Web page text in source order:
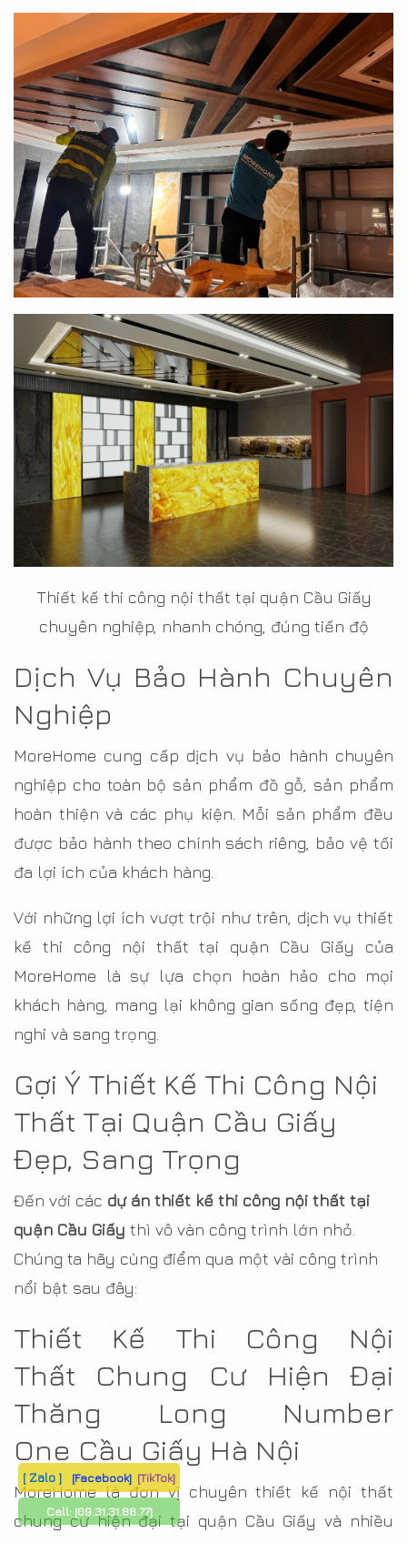
Thiết kế thi công nội thất tại quận Cầu Giấy
chuyên nghiệp, nhanh chóng, đúng tiến độ
Dịch Vụ Bảo Hành Chuyên
Nghiệp
MoreHome cung cấp dịch vụ bảo hành chuyên
nghiệp cho toàn bộ sản phẩm đồ gỗ, sản phẩm
hoàn thiện và các phụ kiện. Mỗi sản phẩm đều
được bảo hành theo chính sách riêng, bảo vệ tối
đa lợi ích của khách hàng.
Với những lợi ích vượt trội như trên, dịch vụ thiết
kế thi công nội thất tại quận Cầu Giấy của
MoreHome là sự lựa chọn hoàn hảo cho mọi
khách hàng, mang lại không gian sống đẹp, tiện
nghi và sang trọng.
Gợi Ý Thiết Kế Thi Công Nội
Thất Tại Quận Cầu Giấy
Đẹp, Sang Trọng
Đến với các dự án thiết kế thi công nội thất tại
quận Cầu Giấy thì vô vàn công trình lớn nhỏ.
Chúng ta hãy cùng điểm qua một vài công trình
nổi bật sau đây:
Thiết Kế Thi Công Nội
Thất Chung Cư Hiện Đại
Thăng Long Number
One Cầu Giấy Hà Nội
MoreHome là đơn vị chuyên thiết kế nội thất
chung cư hiện đại tại quận Cầu Giấy và nhiều
[ Zalo ] [Facebook] [TikTok]
Call: [09.31.31.88.77]